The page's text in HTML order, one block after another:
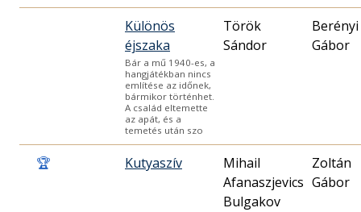
Különös
éjszaka
Bár a mű 1940-es, a
hangjátékban nincs
említése az időnek,
bármikor történhet.
A család eltemette
az apát, és a
temetés után szo
Török
Sándor
Berényi
Gábor
🏆 Kutyaszív
Mihail
Afanaszjevics
Bulgakov
Zoltán
Gábor